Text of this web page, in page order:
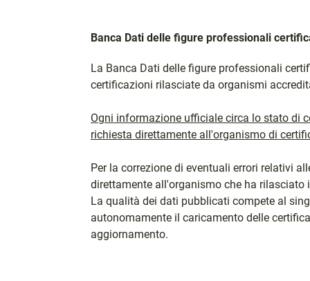
Banca Dati delle figure professionali
La Banca Dati delle figure professionali
certificazioni rilasciate da organismi
Ogni informazione ufficiale circa lo stato di
richiesta direttamente all'organismo di
Per la correzione di eventuali errori relativi
direttamente all'organismo che ha rilasciato
La qualità dei dati pubblicati compete al
autonomamente il caricamento delle
aggiornamento.